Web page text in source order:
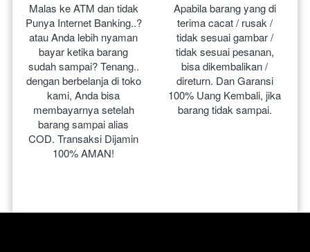
Malas ke ATM dan tidak
Punya Internet Banking..?
atau Anda lebih nyaman
bayar ketika barang
sudah sampai? Tenang..
dengan berbelanja di toko
kami, Anda bisa
membayarnya setelah
barang sampai alias
COD. Transaksi Dijamin
100% AMAN!
Apabila barang yang di
terima cacat / rusak /
tidak sesuai gambar /
tidak sesuai pesanan,
bisa dikembalikan /
direturn. Dan Garansi
100% Uang Kembali, jika
barang tidak sampai.